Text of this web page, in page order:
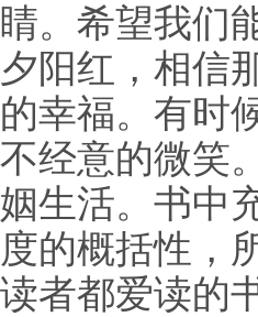
睛。希望我们
夕阳红，相信
的幸福。有时
不经意的微笑
姻生活。书中
度的概括性，
读者都爱读的